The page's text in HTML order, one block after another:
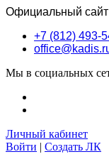
Официальный
+7 (812) 493-
Мы в социальных
Личный кабинет
Войти | Создать ЛК